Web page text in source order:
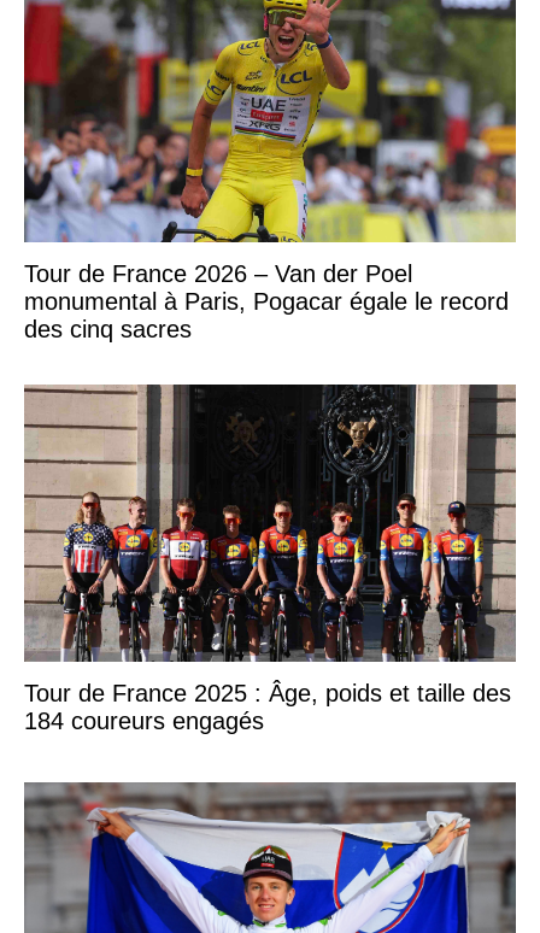
Tour de France 2026 – Van der Poel
monumental à Paris, Pogacar égale le record
des cinq sacres
Tour de France 2025 : Âge, poids et taille des
184 coureurs engagés